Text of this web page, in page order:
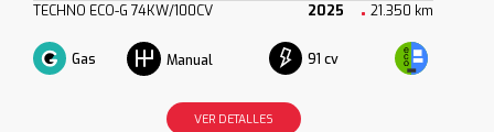
TECHNO ECO-G 74KW/100CV 2025 21.350 km
Gas Manual 91 cv
VER DETALLES